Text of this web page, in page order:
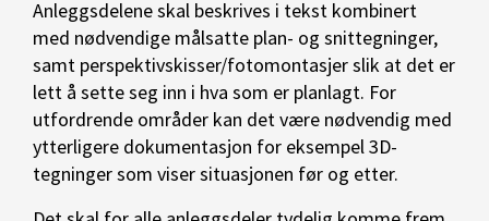
Anleggsdelene skal beskrives i tekst kombinert
med nødvendige målsatte plan- og snittegninger,
samt perspektivskisser/fotomontasjer slik at det er
lett å sette seg inn i hva som er planlagt. For
utfordrende områder kan det være nødvendig med
ytterligere dokumentasjon for eksempel 3D-
tegninger som viser situasjonen før og etter.